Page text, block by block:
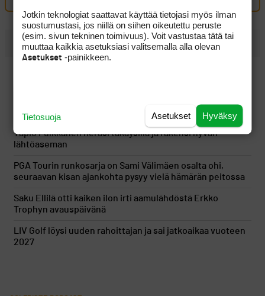
UUSIMMAT
Älä jää jumiin siihen, miltä svingi näyttää
Tapio Pulkkanen heräsi takaysillä ja rakensi hyvän
lähtöaseman
PGA Tourin runkosarja on Sami Välimäen osalta ohi,
seuraavan kisan ajankohta pysyy vielä hämärän peitossa
Saku Ellilä otti kaiken ilon irti aamulähdöstä Erkko
Trophyn avauspäivänä
LIV Golf löysi uuden rahoittajan ja sai jatkoaikaa vuoteen
2027
Jotkin teknologiat saattavat käyttää tietojasi myös ilman
suostumustasi, jos niillä on siihen oikeutettu peruste
(esim. sivun tekninen toimivuus). Voit vastustaa tätä tai
muuttaa kaikkia asetuksiasi valitsemalla alla olevan
Asetukset -painikkeen.
Hyväksy
Asetukset
Tietosuoja